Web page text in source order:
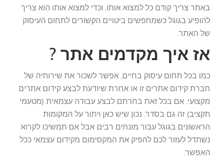
באתר צריך קודם כל למצוא אותו, וכדי למצוא אותו הוא צריך
להופיע בגוגל כשמחפשים ביטויים הקשורים לתחום העיסוק
של האתר.
אז איך מקדמים אתר ?
כמו בכל תחום עיסוק בחיים, אפשר לשכור את שירותיה של
חברת קידום אתרים זו או אחרת שיודעת לבצע קידום אתרים
מקצועי. אם בכל זאת בחרתם לבצע עבודה עצמאית (מטעמי
תקציב) זה גם בסדר. נכון שיש כאן ויתור על המקומות
הראשונים בגוגל עבור מונחים רבים אבל אם תמשיכו לקרוא
נשתדל לעזור לכם להפיק את המקסימום מקידום עצמאי ככל
האפשר.